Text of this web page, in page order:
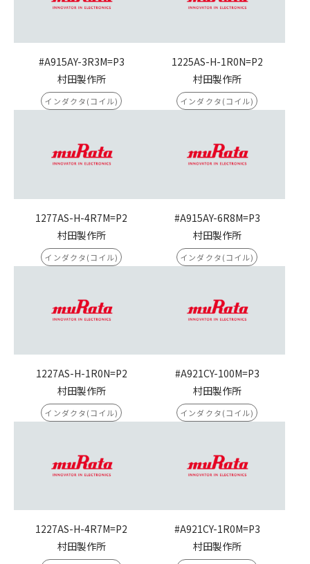
#A915AY-3R3M=P3
村田製作所
インダクタ(コイル)
1225AS-H-1R0N=P2
村田製作所
インダクタ(コイル)
1277AS-H-4R7M=P2
村田製作所
インダクタ(コイル)
#A915AY-6R8M=P3
村田製作所
インダクタ(コイル)
1227AS-H-1R0N=P2
村田製作所
インダクタ(コイル)
#A921CY-100M=P3
村田製作所
インダクタ(コイル)
1227AS-H-4R7M=P2
村田製作所
#A921CY-1R0M=P3
村田製作所